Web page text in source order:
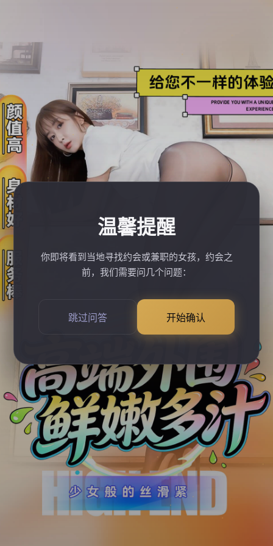
温馨提醒
你即将看到当地寻找约会或兼职的女孩，约会之
前，我们需要问几个问题：
跳过问答 开始确认